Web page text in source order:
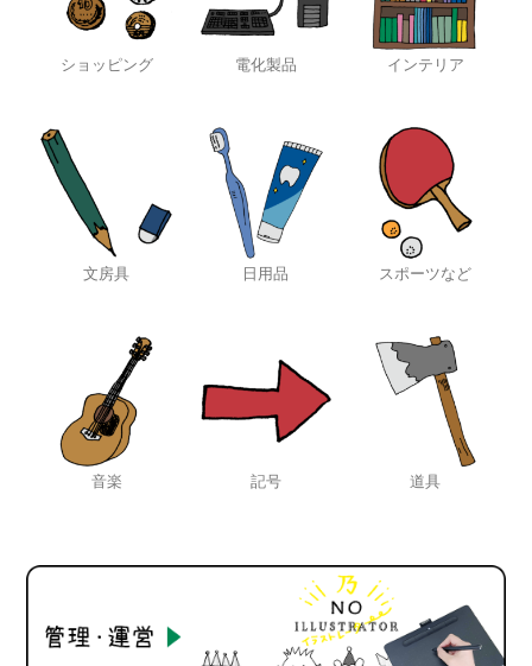
ショッピング 電化製品 インテリア
文房具 日用品 スポーツなど
音楽 記号 道具